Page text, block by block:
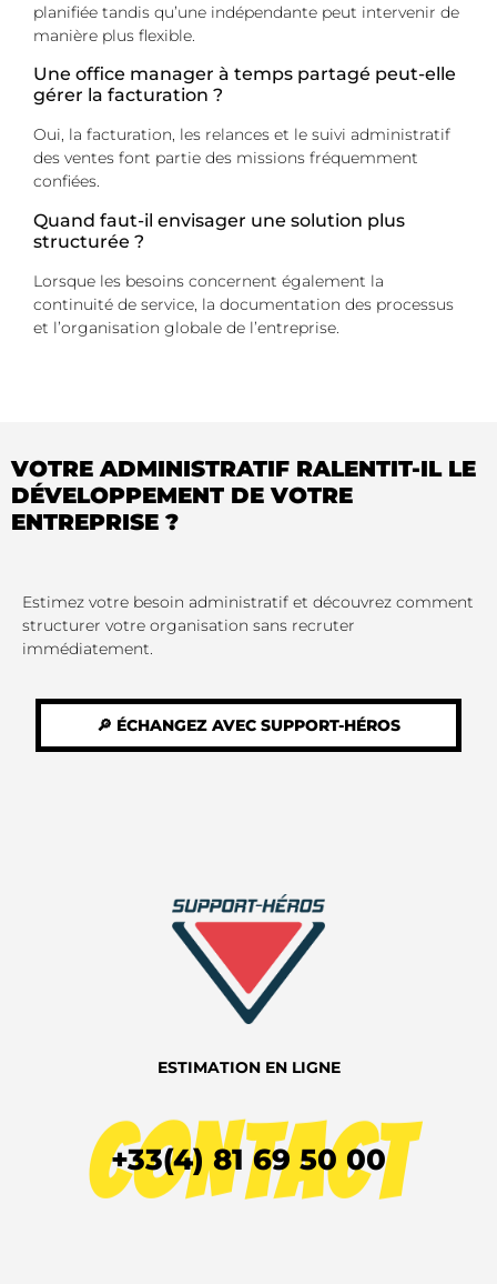
planifiée tandis qu’une indépendante peut intervenir de
manière plus flexible.
Une office manager à temps partagé peut-elle
gérer la facturation ?
Oui, la facturation, les relances et le suivi administratif
des ventes font partie des missions fréquemment
confiées.
Quand faut-il envisager une solution plus
structurée ?
Lorsque les besoins concernent également la
continuité de service, la documentation des processus
et l’organisation globale de l’entreprise.
VOTRE ADMINISTRATIF RALENTIT-IL LE
DÉVELOPPEMENT DE VOTRE
ENTREPRISE ?
Estimez votre besoin administratif et découvrez comment
structurer votre organisation sans recruter
immédiatement.
🔎 ÉCHANGEZ AVEC SUPPORT-HÉROS
ESTIMATION EN LIGNE
+33(4) 81 69 50 00
CONTACT